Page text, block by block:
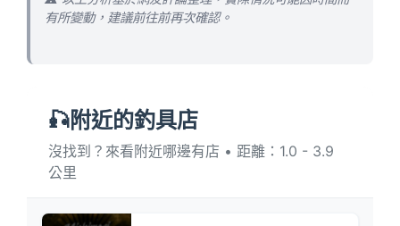
有所變動，建議前往前再次確認。
🎣附近的釣具店
沒找到？來看附近哪邊有店 • 距離：1.0 - 3.9
公里